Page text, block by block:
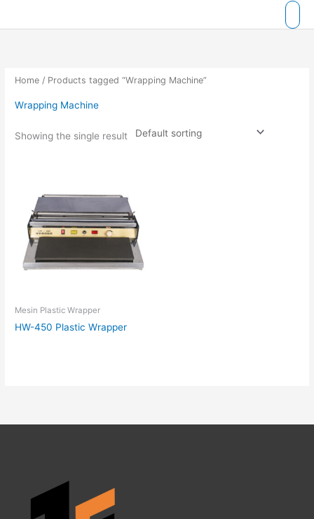
Home / Products tagged “Wrapping Machine”
Wrapping Machine
Showing the single result
Mesin Plastic Wrapper
HW-450 Plastic Wrapper